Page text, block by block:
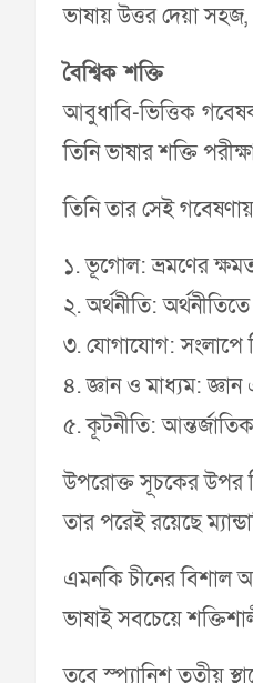
ভাষায় উত্তর দেয়া
বৈশ্বিক শক্তি
আবুধাবি-ভিত্তিক
তিনি ভাষার শক্তি
তিনি তার সেই
১. ভূগোল: ভ্রমণের
২. অর্থনীতি:
৩. যোগাযোগ: সংলাপে
৪. জ্ঞান ও মাধ্যম: জ্ঞান
৫. কূটনীতি:
উপরোক্ত সূচকের উপর
তার পরেই রয়েছে
এমনকি চীনের বিশাল
ভাষাই সবচেয়ে
তবে স্প্যানিশ তৃতীয়